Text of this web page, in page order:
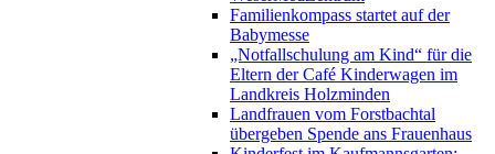
Familienkompass startet auf der
Babymesse
„Notfallschulung am Kind“ für die
Eltern der Café Kinderwagen im
Landkreis Holzminden
Landfrauen vom Forstbachtal
übergeben Spende ans Frauenhaus